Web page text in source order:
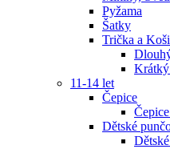
Pyžama
Šatky
Trička a
11-14 let
Čepice
Dětské